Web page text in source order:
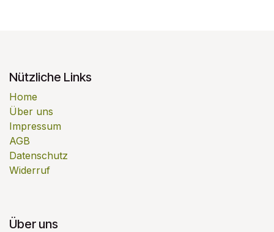
Nützliche Links
Home
Über uns
Impressum
AGB
Datenschutz
Widerruf
Über uns